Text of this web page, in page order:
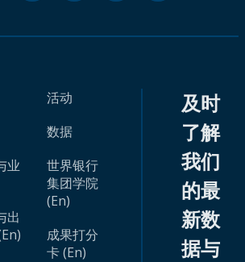
业
出
活动
数据
世界银行
集团学院
(En)
成果打分
卡 (En)
及时
了解
我们
的最
新数
据与